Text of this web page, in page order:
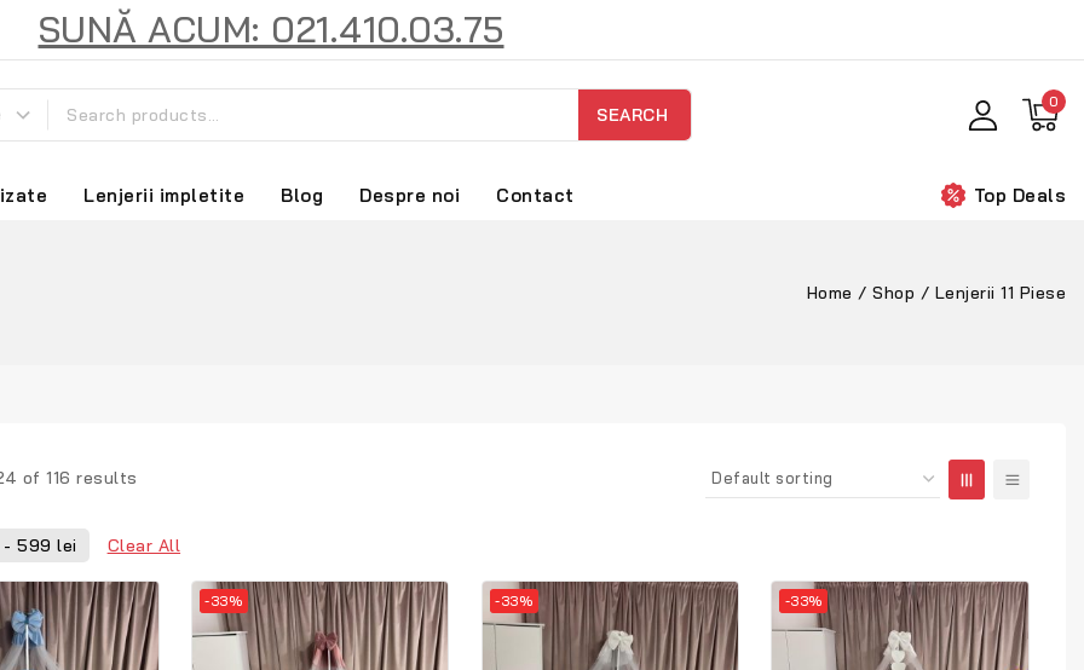
SUNĂ ACUM: 021.410.03.75
SEARCH
0
Lenjerii impletite Blog Despre noi Contact Top Deals
Home / Shop / Lenjerii 11 Piese
of116 results
-599lei Clear All
-33% -33% -33%